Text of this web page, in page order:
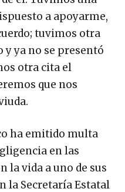
a apoyarme,
tuvimos otra
ya no se presentó
otra cita el
que nos
ha emitido multa
en las
la vida a uno de sus
la Secretaría Estatal